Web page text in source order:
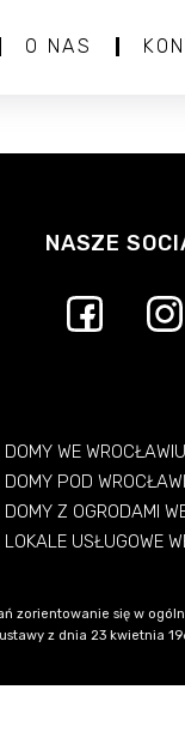
O NAS
NASZE
DOMY WE WROCŁAWIU
DOMY POD
DOMY Z OGRODAMI
LOKALE USŁUGOWE
zorientowanie się w
z dnia 23 kwietnia